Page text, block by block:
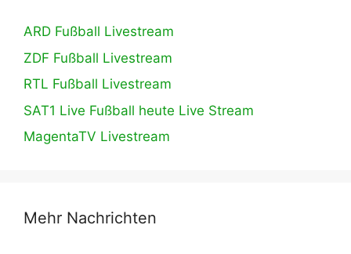
ARD Fußball Livestream
ZDF Fußball Livestream
RTL Fußball Livestream
SAT1 Live Fußball heute Live Stream
MagentaTV Livestream
Mehr Nachrichten